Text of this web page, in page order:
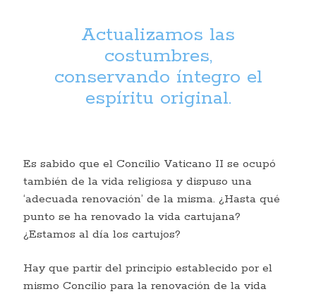
Actualizamos las
costumbres,
conservando íntegro el
espíritu original.
Es sabido que el Concilio Vaticano II se ocupó
también de la vida religiosa y dispuso una
‘adecuada renovación’ de la misma. ¿Hasta qué
punto se ha renovado la vida cartujana?
¿Estamos al día los cartujos?
Hay que partir del principio establecido por el
mismo Concilio para la renovación de la vida